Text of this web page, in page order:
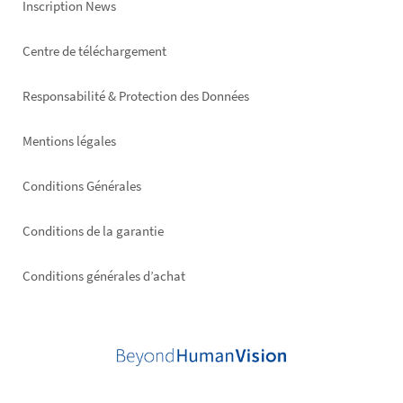
Inscription News
Footer
Centre de téléchargement
Responsabilité & Protection des Données
Mentions légales
Conditions Générales
Conditions de la garantie
Conditions générales d’achat